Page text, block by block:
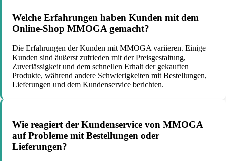
Welche Erfahrungen haben Kunden mit dem
Online-Shop MMOGA gemacht?
Die Erfahrungen der Kunden mit MMOGA variieren. Einige
Kunden sind äußerst zufrieden mit der Preisgestaltung,
Zuverlässigkeit und dem schnellen Erhalt der gekauften
Produkte, während andere Schwierigkeiten mit Bestellungen,
Lieferungen und dem Kundenservice berichten.
Wie reagiert der Kundenservice von MMOGA
auf Probleme mit Bestellungen oder
Lieferungen?